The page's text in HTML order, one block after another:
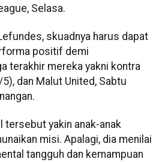
Selasa.
skuadnya harus dapat
positif demi
terakhir mereka yakni kontra
dan Malut United, Sabtu
tersebut yakin anak-anak
misi. Apalagi, dia menilai
tangguh dan kemampuan